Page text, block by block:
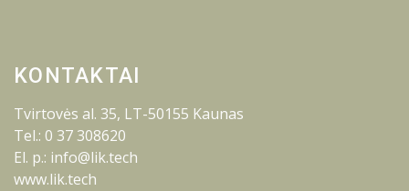
KONTAKTAI
Tvirtovės al. 35, LT-50155 Kaunas
Tel.: 0 37 308620
El. p.: info@lik.tech
www.lik.tech